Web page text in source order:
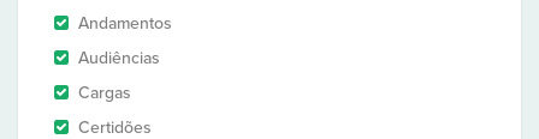
Andamentos
Audiências
Cargas
Certidões